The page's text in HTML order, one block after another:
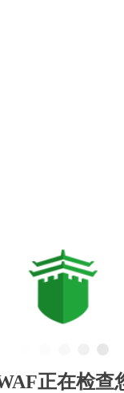
正在检查